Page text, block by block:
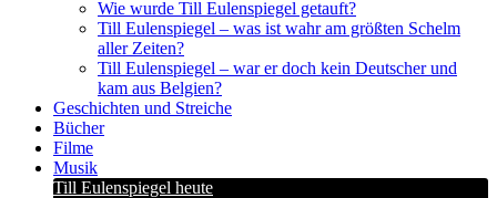
Wie wurde Till Eulenspiegel getauft?
Till Eulenspiegel – was ist wahr am größten Schelm
aller Zeiten?
Till Eulenspiegel – war er doch kein Deutscher und
kam aus Belgien?
Geschichten und Streiche
Bücher
Filme
Musik
Till Eulenspiegel heute